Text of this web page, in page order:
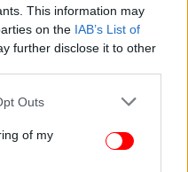
This information may
on the IAB’s List of
further disclose it to other
uses one or more Google
You may click to
its third-party tags to
Outs
of my
του Δημοσίου
και διεκδικούν ένα
αναγκάζεται
του Δημοσίου να
μεταγραμμένα